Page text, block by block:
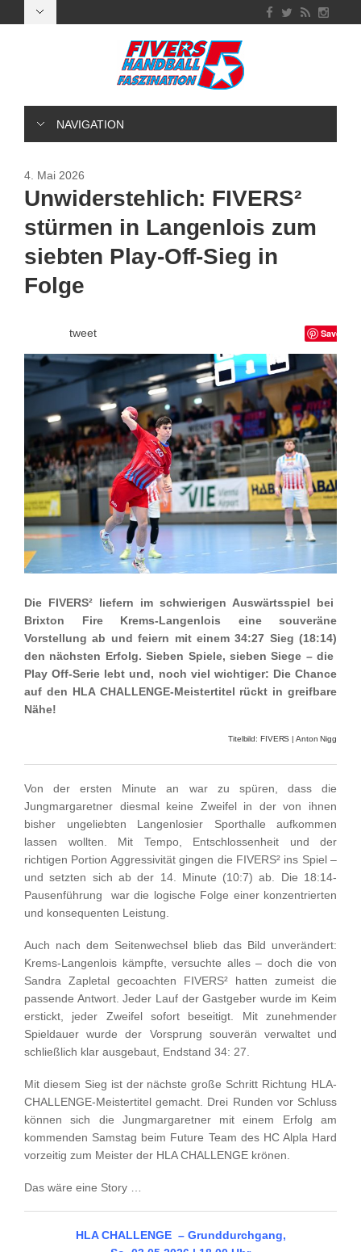
NAVIGATION
4. Mai 2026
Unwiderstehlich: FIVERS²
stürmen in Langenlois zum
siebten Play-Off-Sieg in
Folge
tweet Save
Die FIVERS² liefern im schwierigen Auswärtsspiel bei
Brixton Fire Krems-Langenlois eine souveräne
Vorstellung ab und feiern mit einem 34:27 Sieg (18:14)
den nächsten Erfolg. Sieben Spiele, sieben Siege – die
Play Off-Serie lebt und, noch viel wichtiger: Die Chance
auf den HLA CHALLENGE-Meistertitel rückt in greifbare
Nähe!
Titelbild: FIVERS | Anton Nigg
Von der ersten Minute an war zu spüren, dass die
Jungmargaretner diesmal keine Zweifel in der von ihnen
bisher ungeliebten Langenlosier Sporthalle aufkommen
lassen wollten. Mit Tempo, Entschlossenheit und der
richtigen Portion Aggressivität gingen die FIVERS² ins Spiel –
und setzten sich ab der 14. Minute (10:7) ab. Die 18:14-
Pausenführung war die logische Folge einer konzentrierten
und konsequenten Leistung.
Auch nach dem Seitenwechsel blieb das Bild unverändert:
Krems-Langenlois kämpfte, versuchte alles – doch die von
Sandra Zapletal gecoachten FIVERS² hatten zumeist die
passende Antwort. Jeder Lauf der Gastgeber wurde im Keim
erstickt, jeder Zweifel sofort beseitigt. Mit zunehmender
Spieldauer wurde der Vorsprung souverän verwaltet und
schließlich klar ausgebaut, Endstand 34: 27.
Mit diesem Sieg ist der nächste große Schritt Richtung HLA-
CHALLENGE-Meistertitel gemacht. Drei Runden vor Schluss
können sich die Jungmargaretner mit einem Erfolg am
kommenden Samstag beim Future Team des HC Alpla Hard
vorzeitig zum Meister der HLA CHALLENGE krönen.
Das wäre eine Story …
HLA CHALLENGE – Grunddurchgang,